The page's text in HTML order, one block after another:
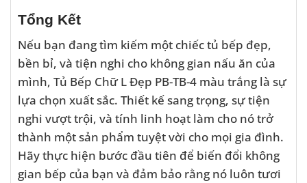
Tổng Kết
Nếu bạn đang tìm kiếm một chiếc tủ bếp đẹp,
bền bỉ, và tiện nghi cho không gian nấu ăn của
mình, Tủ Bếp Chữ L Đẹp PB-TB-4 màu trắng là sự
lựa chọn xuất sắc. Thiết kế sang trọng, sự tiện
nghi vượt trội, và tính linh hoạt làm cho nó trở
thành một sản phẩm tuyệt vời cho mọi gia đình.
Hãy thực hiện bước đầu tiên để biến đổi không
gian bếp của bạn và đảm bảo rằng nó luôn tươi